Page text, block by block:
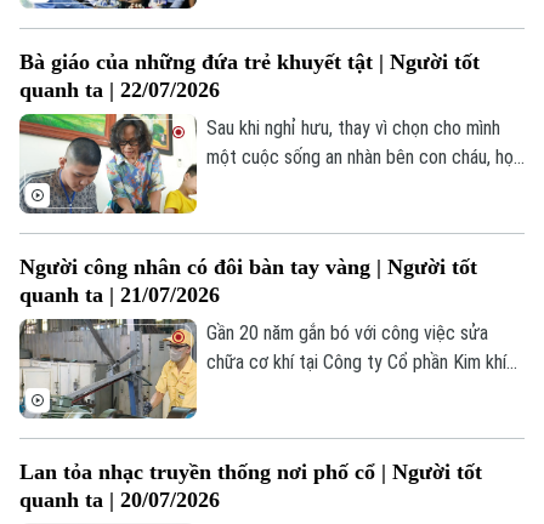
Tư vấn sức khỏe
Quần vợt
Golf
Giải trí
Tin tức
Sao
Điện ảnh
Đã phát sóng
chính đến tận nhà người dân.
Bà giáo của những đứa trẻ khuyết tật | Người tốt
quanh ta | 22/07/2026
Sau khi nghỉ hưu, thay vì chọn cho mình
một cuộc sống an nhàn bên con cháu, họa
tâm bảo trợ trẻ em khuyết tật, có hoàn
cảnh khó khăn.
Người công nhân có đôi bàn tay vàng | Người tốt
quanh ta | 21/07/2026
Gần 20 năm gắn bó với công việc sửa
chữa cơ khí tại Công ty Cổ phần Kim khí
phong trào thi đua lao động giỏi, lao động
sáng tạo.
Lan tỏa nhạc truyền thống nơi phố cổ | Người tốt
quanh ta | 20/07/2026